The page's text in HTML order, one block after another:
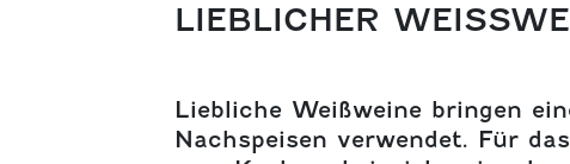
LIEBLICHER
Liebliche Weißweine bringen
Nachspeisen verwendet. Für